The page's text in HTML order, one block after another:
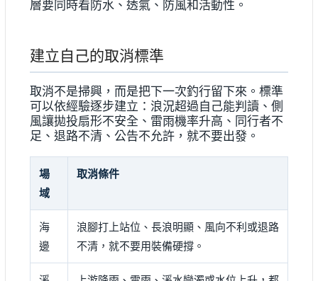
層要同時看防水、透氣、防風和活動性。
建立自己的取消標準
取消不是掃興，而是把下一次釣行留下來。標準
可以依經驗逐步建立：浪況超過自己能判讀、側
風讓拋投扇形不安全、雷雨機率升高、同行者不
足、退路不清、公告不允許，就不要出發。
場
域
取消條件
海
邊
浪腳打上站位、長浪明顯、風向不利或退路
不清，就不要用裝備硬撐。